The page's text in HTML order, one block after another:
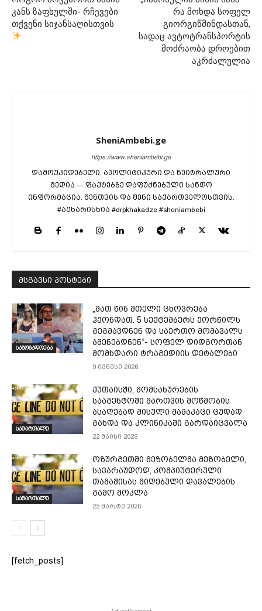
კანს ზაფხულში- რჩევები
თქვენი სიჯანსაღისთვის
რა მოხდა სოფელ
გიორგიწმინდასთან,
სადაც ავტოტრანსპორტის
მოძრაობა დროებით
აკრძალულია
SheniAmbebi.ge
https://www.sheniambebi.ge
დამოუკიდებელი, აპოლიტიკური და ნეიტრალური
მედია — ფაქტებზე დაფუძნებული სანდო
ინფორმაცია. შენთვის და შენი საქართველოსთვის.
#აქხარისხია #drpkhakadze #sheniambebi
მსგავსი პოსტები
საზოგადოება
„მათ წინ მთელი ცხოვრება
ჰქონდათ. 5 სექტემბერს ქორწილს
გეგმავდნენ და საერთო მომავალს
აშენებდნენ“- სოფელ დიდგორთან
მომხდარი ტრაგედიის დეტალები
9 ივნისი 2026
სამართალი
ქუთაისში, მომსახურების
სააგენტოში მართვის მოწმობის
ასაღებად მისული მამაკაცი ცუდად
გახდა და კლინიკაში გარდაიცვალა
22 მაისი 2026
სამართალი
ოზურგეთში მეზობელმა მეზობელი,
სავარაუდოდ, კომპიუტერული
თამაშისას მიღებული დავალების
გამო მოკლა
25 მარტი 2026
[fetch_posts]